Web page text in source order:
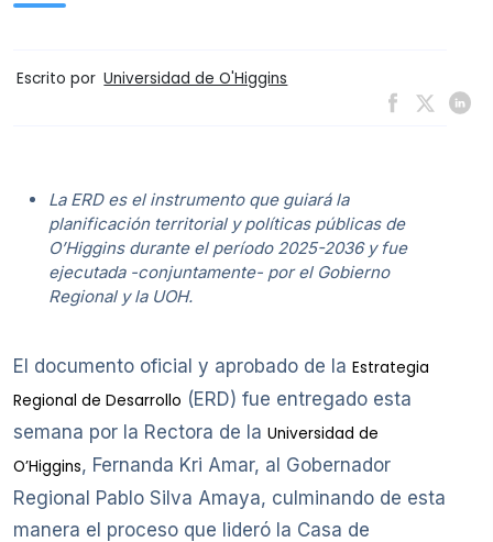
Escrito por Universidad de O'Higgins
La ERD es el instrumento que guiará la
planificación territorial y políticas públicas de
O’Higgins durante el período 2025-2036 y fue
ejecutada -conjuntamente- por el Gobierno
Regional y la UOH.
El documento oficial y aprobado de la Estrategia
Regional de Desarrollo (ERD) fue entregado esta
semana por la Rectora de la Universidad de
O’Higgins, Fernanda Kri Amar, al Gobernador
Regional Pablo Silva Amaya, culminando de esta
manera el proceso que lideró la Casa de